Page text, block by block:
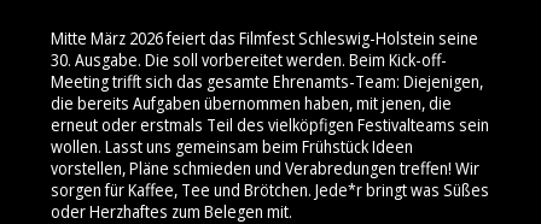
Mitte März 2026 feiert das Filmfest Schleswig-Holstein seine
30. Ausgabe. Die soll vorbereitet werden. Beim Kick-off-
Meeting trifft sich das gesamte Ehrenamts-Team: Diejenigen,
die bereits Aufgaben übernommen haben, mit jenen, die
erneut oder erstmals Teil des vielköpfigen Festivalteams sein
wollen. Lasst uns gemeinsam beim Frühstück Ideen
vorstellen, Pläne schmieden und Verabredungen treffen! Wir
sorgen für Kaffee, Tee und Brötchen. Jede*r bringt was Süßes
oder Herzhaftes zum Belegen mit.